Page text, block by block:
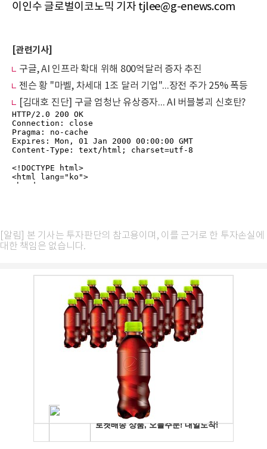
이인수 글로벌이코노믹 기자 tjlee@g-enews.com
[관련기사]
구글, AI 인프라 확대 위해 800억달러 증자 추진
젠슨 황 "마벨, 차세대 1조 달러 기업"...장전 주가 25% 폭등
[김대호 진단] 구글 엄청난 유상증자... AI 버블붕괴 신호탄?
[알림] 본 기사는 투자판단의 참고용이며, 이를 근거로 한 투자손실에
대한 책임은 없습니다.